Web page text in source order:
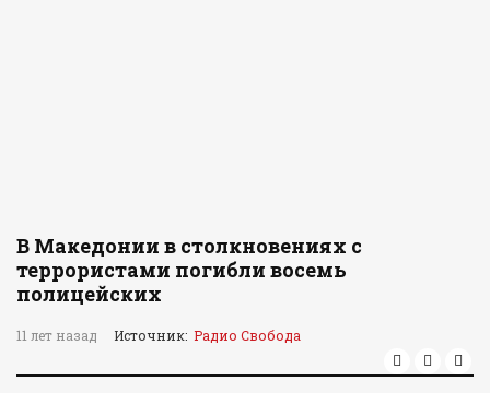
В Македонии в столкновениях с
террористами погибли восемь
полицейских
11 лет назад Источник: Радио Свобода